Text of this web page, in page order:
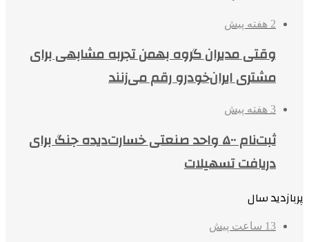
2 هفته پیش
وقتی مدیران گروه بهمن تجربه مشابهی برای
مشتری ایران‌خودرو رقم می‌زنند
3 هفته پیش
ثبت‌نام ۵۰۰ واحد صنعتی خسارت‌دیده جنگ برای
دریافت تسهیلات
پربازدید سال
13 ساعت پیش